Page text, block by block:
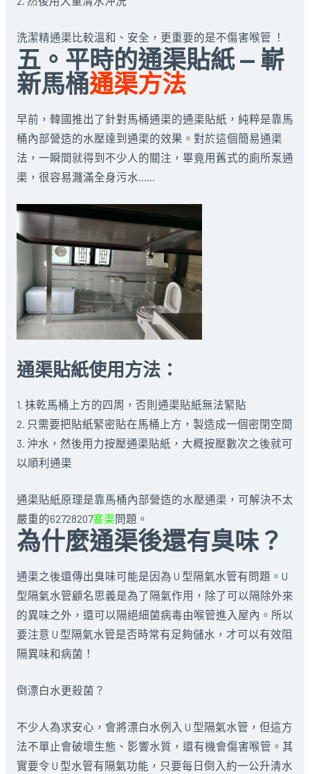
洗潔精通渠比較溫和、安全，更重要的是不傷害喉管 ！
五。平時的通渠貼紙 — 嶄
新馬桶通渠方法
早前，韓國推出了針對馬桶通渠的通渠貼紙，純粹是靠馬
桶內部營造的水壓達到通渠的效果。對於這個簡易通渠
法，一瞬間就得到不少人的關注，畢竟用舊式的廁所泵通
渠，很容易濺滿全身污水……
通渠貼紙使用方法：
1. 抹乾馬桶上方的四周，否則通渠貼紙無法緊貼
2. 只需要把貼紙緊密貼在馬桶上方，製造成一個密閉空間
3. 沖水，然後用力按壓通渠貼紙，大概按壓數次之後就可
以順利通渠
通渠貼紙原理是靠馬桶內部營造的水壓通渠，可解決不太
嚴重的62728207塞渠問題。
為什麼通渠後還有臭味？
通渠之後還傳出臭味可能是因為 U 型隔氣水管有問題。U
型隔氣水管顧名思義是為了隔氣作用，除了可以隔除外來
的異味之外，還可以隔絕細菌病毒由喉管進入屋內。所以
要注意 U 型隔氣水管是否時常有足夠儲水，才可以有效阻
隔異味和病菌！
倒漂白水更殺菌？
不少人為求安心，會將漂白水例入 U 型隔氣水管，但這方
法不單止會破壞生態、影響水質，還有機會傷害喉管。其
實要令 U 型水管有隔氣功能，只要每日倒入約一公升清水